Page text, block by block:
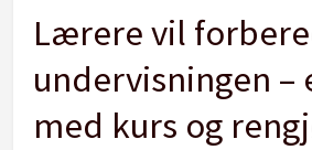
Lærere vil
undervisningen –
med kurs og